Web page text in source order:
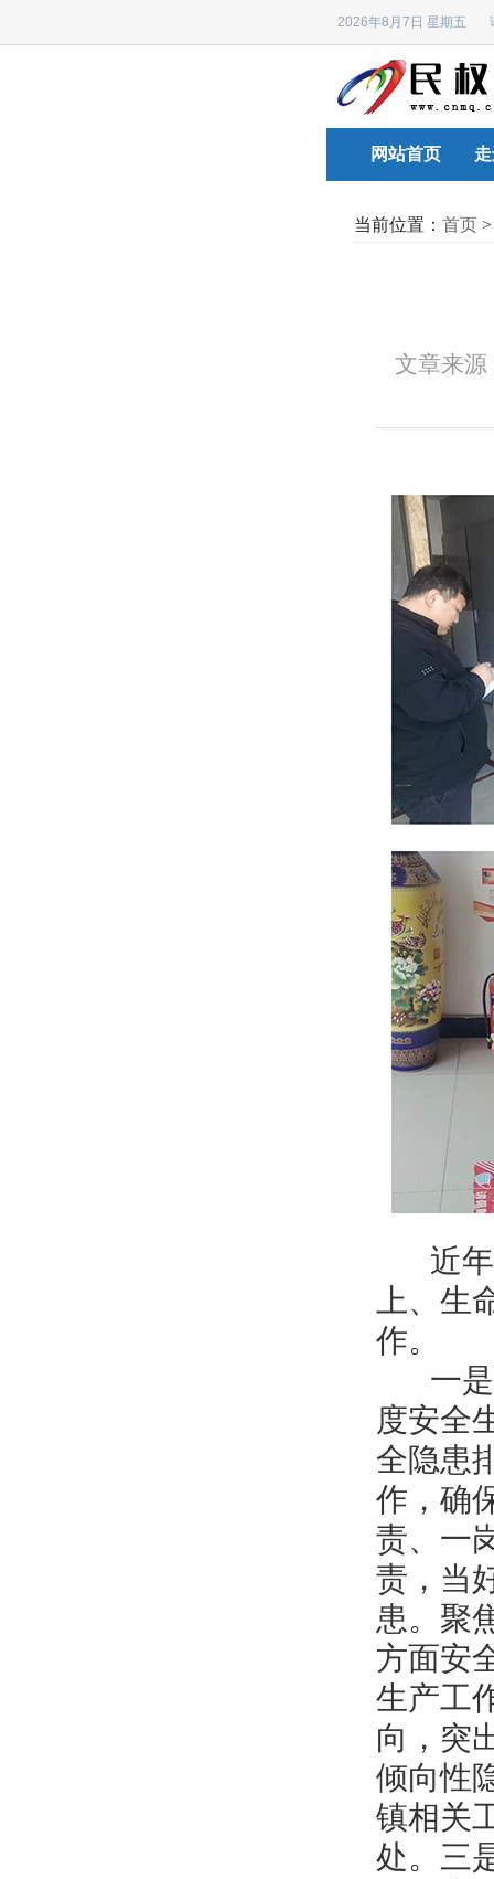
2026年8月7日 星期五
网站首页
当前位置： 首页
文章来
近年
上、
作。
一是
度安全
全隐患
作，确
责、一
责，当
患。聚
方面安
生产工
向，突
倾向性
镇相关
处。三